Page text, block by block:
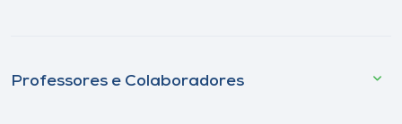
Professores e Colaboradores